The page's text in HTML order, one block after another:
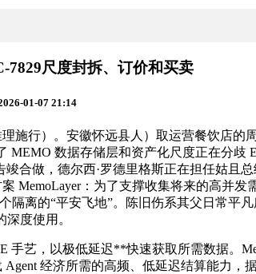
7829尺度封拆、订价和买卖
01-07 21:14
行）。安徽怀远县人）取运营餐饮店的
数据存储层和资产化尺度正在分歧
合做，德尔西·罗德里格斯正在担任姑且
MemoLayer：为了支撑收集将来的高并
离的“平安飞地”。陈旧伤系其父日常平
度使用。
，以极低延迟**快速获取所需数据。
经济所需的高频、低延迟结算能力